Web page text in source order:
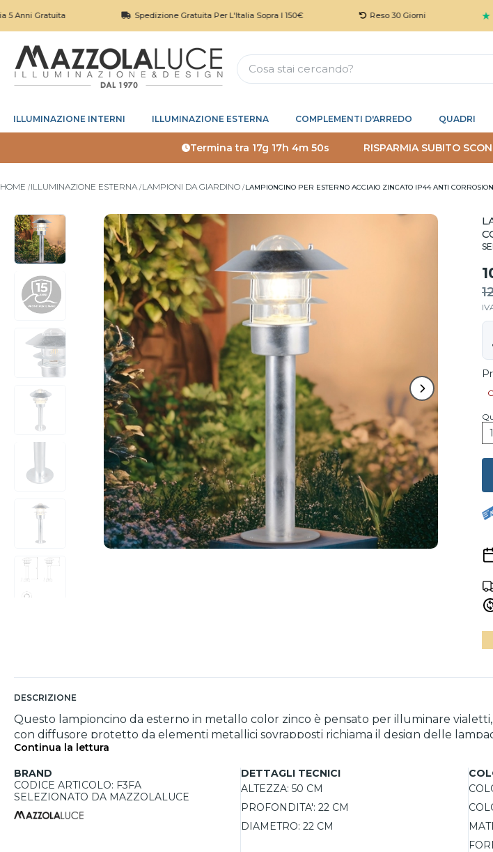
Spedizione Gratuita Per L'Italia Sopra I 150€ Reso 30 Giorni ★ ★ ★ ★
ILLUMINAZIONE INTERNI ILLUMINAZIONE ESTERNA COMPLEMENTI D'ARREDO QUADRI
Termina tra 17g 17h 4m 49s RISPARMIA SUBITO
HOME ILLUMINAZIONE ESTERNA LAMPIONI DA GIARDINO LAMPIONCINO PER ESTERNO ACCIAIO ZINCATO IP44 ANTI
DESCRIZIONE
Questo lampioncino da esterno in metallo color zinco è pensato per illuminare
con diffusore protetto da elementi metallici sovrapposti richiama il design delle
e valorizzare gli spazi esterni. Il grado di protezione IP44 lo rende adatto all'utilizzo
acciaio zincato a caldo, è coperto da una garanzia di 15 anni contro la corrosione;
Continua la lettura
BRAND
CODICE ARTICOLO: F3FA
SELEZIONATO DA MAZZOLALUCE
DETTAGLI TECNICI
ALTEZZA: 50 CM
PROFONDITA': 22 CM
DIAMETRO: 22 CM